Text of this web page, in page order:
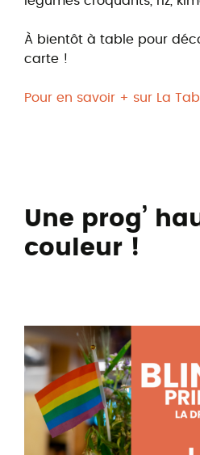
À bientôt à table pour
carte !
Pour en savoir + sur La
Une prog’
couleur !